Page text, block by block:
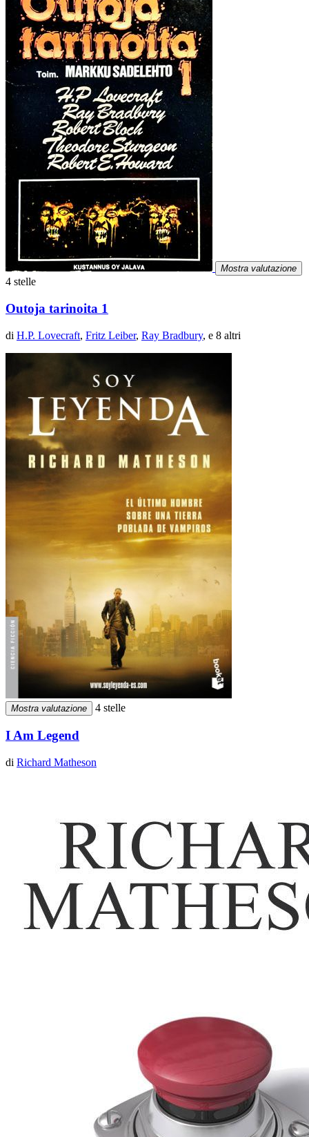
Mostra valutazione
4 stelle
Outoja tarinoita 1
di H.P. Lovecraft, Fritz Leiber, Ray Bradbury, e 8 altri
Mostra valutazione 4 stelle
I Am Legend
di Richard Matheson